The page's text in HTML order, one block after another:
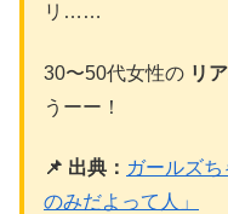
リ……
30〜50代女性の リ
うーー！
📌 出典： ガールズ
のみだよって人」